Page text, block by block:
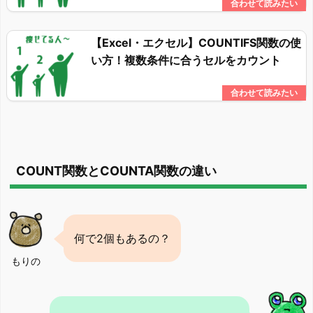
【Excel・エクセル】COUNTIFS関数の使
い方！複数条件に合うセルをカウント
COUNT関数とCOUNTA関数の違い
もりの
何で2個もあるの？